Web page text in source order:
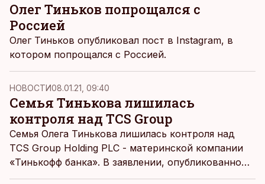
Олег Тиньков попрощался с
Россией
Олег Тиньков опубликовал пост в Instagram, в
котором попрощался с Россией.
НОВОСТИ08.01.21, 09:40
Семья Тинькова лишилась
контроля над TCS Group
Семья Олега Тинькова лишилась контроля над
TCS Group Holding PLC - материнской компании
«Тинькофф банка». В заявлении, опубликованном
на сайте Лондонской фондовой биржи,